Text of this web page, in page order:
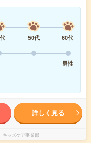
50代
60代
男性
詳しく見る
ッズケア事業部